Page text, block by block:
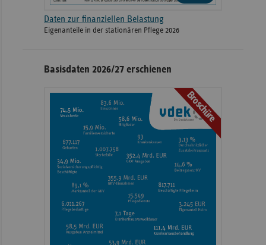
Daten zur finanziellen Belastung
Eigenanteile in der stationären Pflege 2026
Basisdaten 2026/27 erschienen
Broschüre